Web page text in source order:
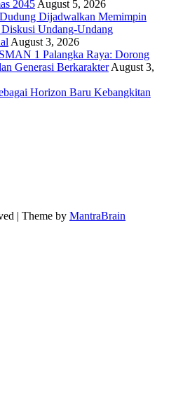
2045August 5, 2026
Dijadwalkan Memimpin
Undang-Undang
August 3, 2026
1 Palangka Raya: Dorong
Generasi BerkarakterAugust 3,
Horizon Baru Kebangkitan
| Theme by MantraBrain